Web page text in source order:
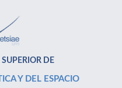
SUPERIOR DE
Y DEL ESPACIO